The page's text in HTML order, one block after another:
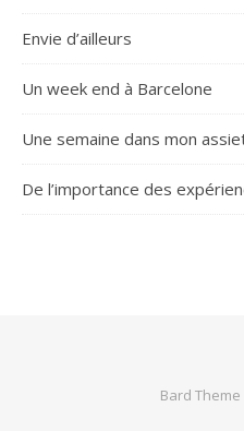
Envie d’ailleurs
Un week end à Barcelone
Une semaine dans mon
De l’importance des
Bard